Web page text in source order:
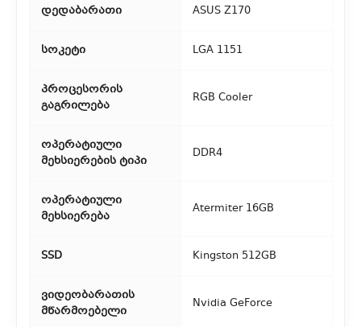
აიღოთ თქვენი შეკვეთა ჩვენი ფილიალიდან.
3. საფოსტო მიწოდება
მიწოდება. მიწოდების დრო დამოკიდებულია
ადგილმდებარეობაზე.
დედაბარათი ASUS Z170
სოკეტი LGA 1151
პროცესორის
გაგრილება
RGB Cooler
ოპერატიული
მეხსიერების ტიპი
DDR4
ოპერატიული
მეხსიერება
Atermiter 16GB
SSD Kingston 512GB
ვიდეობარათის
მწარმოებელი
Nvidia GeForce